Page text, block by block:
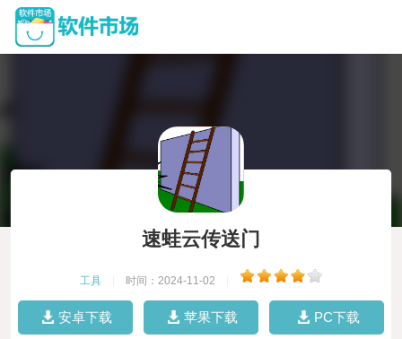
速蛙云传送门
工具 时间：2024-11-02
安卓下载 苹果下载 PC下载